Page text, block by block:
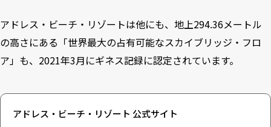
アドレス・ビーチ・リゾートは他にも、地上294.36メートル
の高さにある「世界最大の占有可能なスカイブリッジ・フロ
ア」も、2021年3月にギネス記録に認定されています。
アドレス・ビーチ・リゾート 公式サイト